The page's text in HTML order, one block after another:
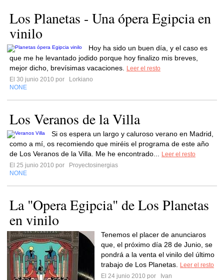
Los Planetas - Una ópera Egipcia en
vinilo
Hoy ha sido un buen día, y el caso es
que me he levantado jodido porque hoy finalizo mis breves,
mejor dicho, brevísimas vacaciones.
Leer el resto
El 30 junio 2010 por
Lorkiano
NONE
Los Veranos de la Villa
Si os espera un largo y caluroso verano en Madrid,
como a mí, os recomiendo que miréis el programa de este año
de Los Veranos de la Villa. Me he encontrado...
Leer el resto
El 25 junio 2010 por
Proyectosinergias
NONE
La "Opera Egipcia" de Los Planetas
en vinilo
Tenemos el placer de anunciaros
que, el próximo día 28 de Junio, se
pondrá a la venta el vinilo del último
trabajo de Los Planetas.
Leer el resto
El 24 junio 2010 por
Ivan